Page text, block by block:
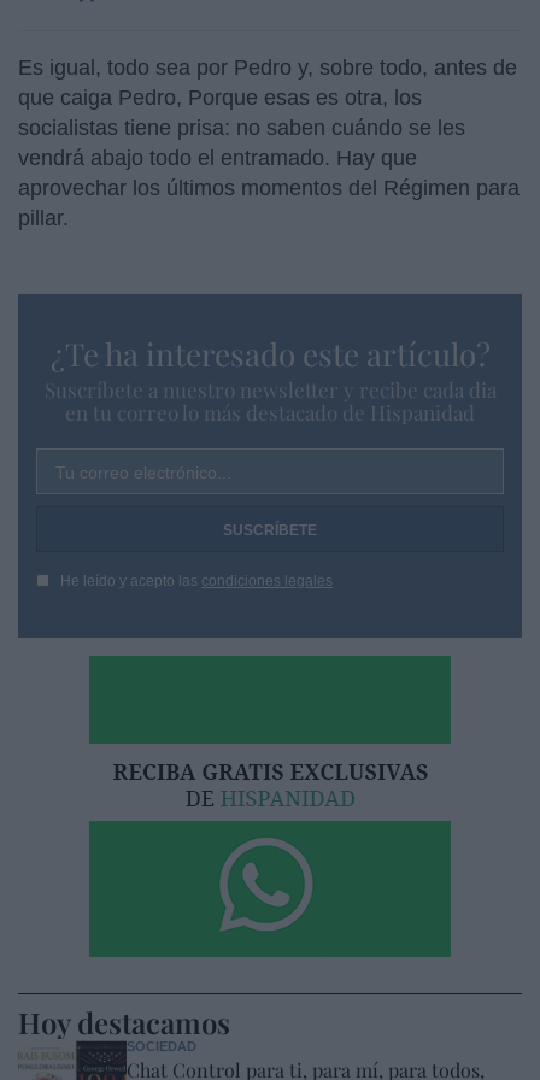
Es igual, todo sea por Pedro y, sobre todo, antes de
que caiga Pedro, Porque esas es otra, los
socialistas tiene prisa: no saben cuándo se les
vendrá abajo todo el entramado. Hay que
aprovechar los últimos momentos del Régimen para
pillar.
¿Te ha interesado este artículo?
Suscríbete a nuestro newsletter y recibe cada dia
en tu correo lo más destacado de Hispanidad
Tu correo electrónico...
He leído y acepto las condiciones legales
Hoy destacamos
SOCIEDAD
Chat Control para ti, para mí, para todos,